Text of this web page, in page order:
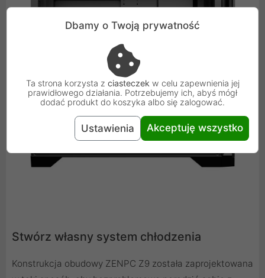
Stwórz własny system chłodzenia
Konstrukcja obudowy ZENPC Z9 została zaprojektowana
Dbamy o Twoją prywatność
Ta strona korzysta z ciasteczek w celu zapewnienia jej
prawidłowego działania. Potrzebujemy ich, abyś mógł
dodać produkt do koszyka albo się zalogować.
Ustawienia Akceptuję wszystko